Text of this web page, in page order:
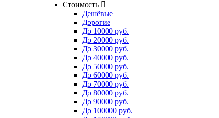
Стоимость
Дешёвые
Дорогие
До 10000 руб.
До 20000 руб.
До 30000 руб.
До 40000 руб.
До 50000 руб.
До 60000 руб.
До 70000 руб.
До 80000 руб.
До 90000 руб.
До 100000 руб.